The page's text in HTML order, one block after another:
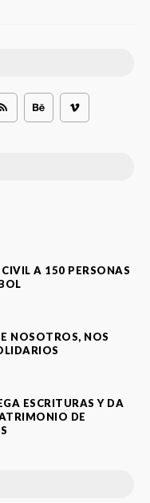
A 150 PERSONAS
NOSOTROS, NOS
ESCRITURAS Y DA
DE